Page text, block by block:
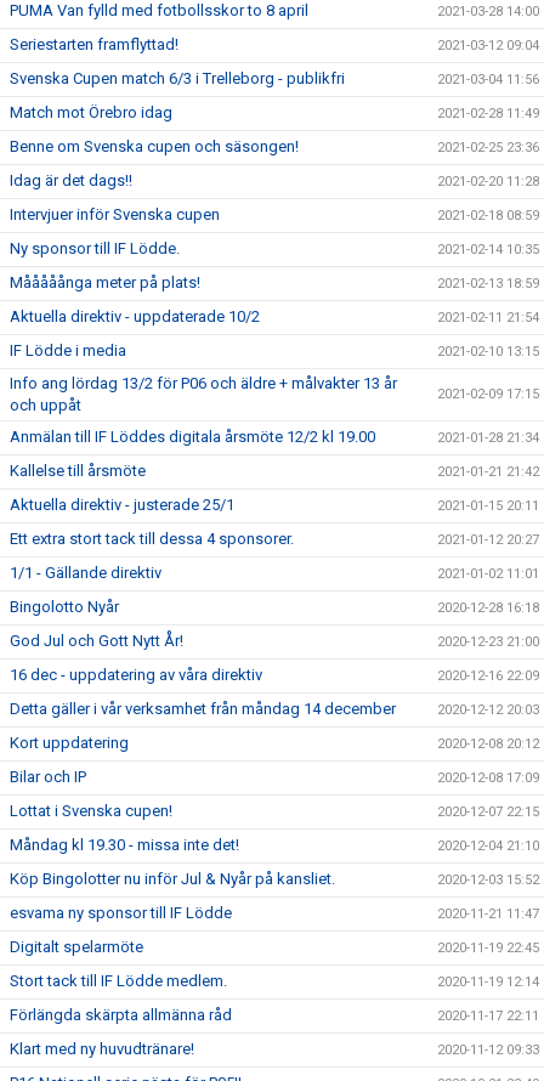
PUMA Van fylld med fotbollsskor to 8 april 2021-03-28 14:00
Seriestarten framflyttad! 2021-03-12 09:04
Svenska Cupen match 6/3 i Trelleborg - publikfri 2021-03-04 11:56
Match mot Örebro idag 2021-02-28 11:49
Benne om Svenska cupen och säsongen! 2021-02-25 23:36
Idag är det dags!! 2021-02-20 11:28
Intervjuer inför Svenska cupen 2021-02-18 08:59
Ny sponsor till IF Lödde. 2021-02-14 10:35
Mååååånga meter på plats! 2021-02-13 18:59
Aktuella direktiv - uppdaterade 10/2 2021-02-11 21:54
IF Lödde i media 2021-02-10 13:15
Info ang lördag 13/2 för P06 och äldre + målvakter 13 år
och uppåt
2021-02-09 17:15
Anmälan till IF Löddes digitala årsmöte 12/2 kl 19.00 2021-01-28 21:34
Kallelse till årsmöte 2021-01-21 21:42
Aktuella direktiv - justerade 25/1 2021-01-15 20:11
Ett extra stort tack till dessa 4 sponsorer. 2021-01-12 20:27
1/1 - Gällande direktiv 2021-01-02 11:01
Bingolotto Nyår 2020-12-28 16:18
God Jul och Gott Nytt År! 2020-12-23 21:00
16 dec - uppdatering av våra direktiv 2020-12-16 22:09
Detta gäller i vår verksamhet från måndag 14 december 2020-12-12 20:03
Kort uppdatering 2020-12-08 20:12
Bilar och IP 2020-12-08 17:09
Lottat i Svenska cupen! 2020-12-07 22:15
Måndag kl 19.30 - missa inte det! 2020-12-04 21:10
Köp Bingolotter nu inför Jul & Nyår på kansliet. 2020-12-03 15:52
esvama ny sponsor till IF Lödde 2020-11-21 11:47
Digitalt spelarmöte 2020-11-19 22:45
Stort tack till IF Lödde medlem. 2020-11-19 12:14
Förlängda skärpta allmänna råd 2020-11-17 22:11
Klart med ny huvudtränare! 2020-11-12 09:33